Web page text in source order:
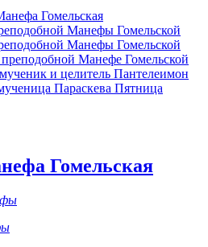
Гомельская
Манефы Гомельской
Манефы Гомельской
Манефе Гомельской
и целитель Пантелеимон
Параскева Пятница
Гомельская